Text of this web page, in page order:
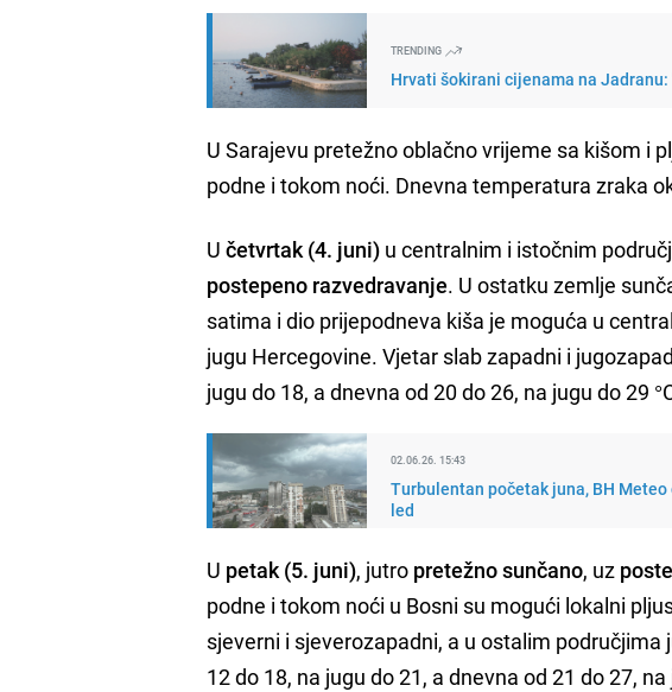
TRENDING
Hrvati šokirani cijenama na
U Sarajevu pretežno oblačno vrijeme sa kišom i
podne i tokom noći. Dnevna temperatura zraka
Učetvrtak (4. juni) u centralnim i istočnim
postepeno razvedravanje. U ostatku zemlje
satima i dio prijepodneva kiša je moguća u
jugu Hercegovine. Vjetar slab zapadni i
jugu do 18, a dnevna od 20 do 26, na jugu do 29
02.06.26. 15:43
Turbulentan početak juna, BH
led
U petak (5. juni), jutro pretežno sunčano, uz
podne i tokom noći u Bosni su mogući lokalni
sjeverni i sjeverozapadni, a u ostalim
12 do 18, na jugu do 21, a dnevna od 21 do 27, na